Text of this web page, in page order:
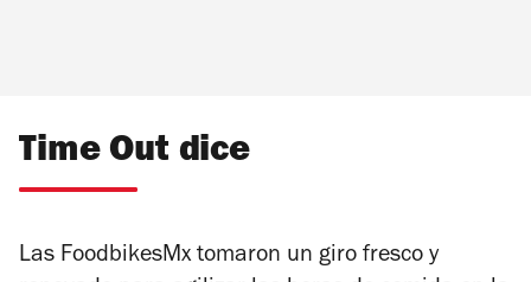
Time Out dice
Las FoodbikesMx tomaron un giro fresco y